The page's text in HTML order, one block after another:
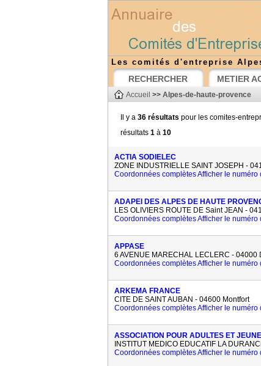
Les comités d'entreprise
RECHERCHER METIER
Accueil >> Alpes-de-haute-provence
Il y a 36 résultats pour les comites-
résultats 1 à 10
ACTIA SODIELEC
ZONE INDUSTRIELLE SAINT JOSEPH -
Coordonnées complètesAfficher le numéro
ADAPEI DES ALPES DE HAUTE
LES OLIVIERS ROUTE DE Saint JEAN -
Coordonnées complètesAfficher le numéro
APPASE
6 AVENUE MARECHAL LECLERC - 04000
Coordonnées complètesAfficher le numéro
ARKEMA FRANCE
CITE DE SAINT AUBAN - 04600 Montfort
Coordonnées complètesAfficher le numéro
ASSOCIATION POUR ADULTES ET
INSTITUT MEDICO EDUCATIF LA
Coordonnées complètesAfficher le numéro